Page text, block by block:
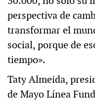
perspectiva de
transformar el
social, porque de
tiempo».
Taty Almeida,
de Mayo Línea